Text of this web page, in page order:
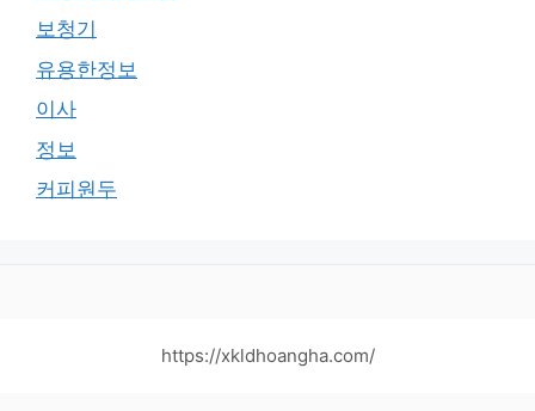
보청기
유용한정보
이사
정보
커피원두
https://xkldhoangha.com/